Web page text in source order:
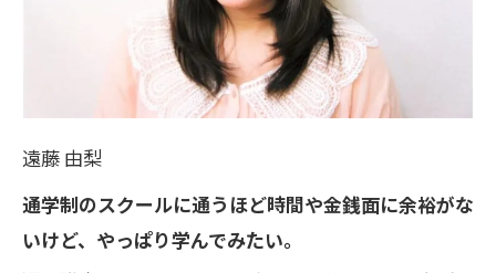
遠藤 由梨
通学制のスクールに通うほど時間や金銭面に余裕がな
いけど、やっぱり学んでみたい。